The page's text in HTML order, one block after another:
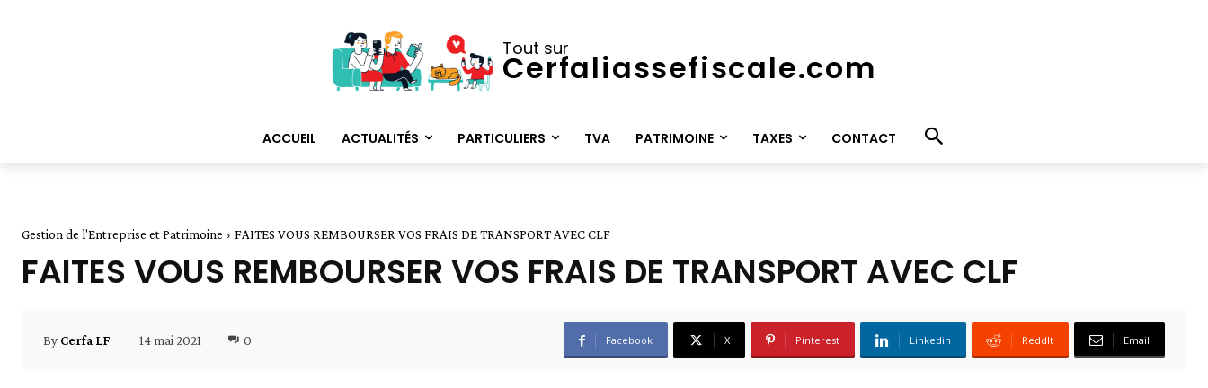
Tout sur
Cerfaliassefiscale.com
ACCUEIL ACTUALITÉS PARTICULIERS TVA PATRIMOINE TAXES CONTACT
Gestion de l'Entreprise et Patrimoine FAITES VOUS REMBOURSER VOS FRAIS DE TRANSPORT AVEC CLF
FAITES VOUS REMBOURSER VOS FRAIS DE TRANSPORT AVEC CLF
By Cerfa LF 14 mai 2021 0 Facebook X Pinterest Linkedin ReddIt Email